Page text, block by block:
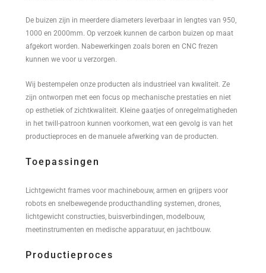
De buizen zijn in meerdere diameters leverbaar in lengtes van 950,
1000 en 2000mm. Op verzoek kunnen de carbon buizen op maat
afgekort worden. Nabewerkingen zoals boren en CNC frezen
kunnen we voor u verzorgen.
Wij bestempelen onze producten als industrieel van kwaliteit. Ze
zijn ontworpen met een focus op mechanische prestaties en niet
op esthetiek of zichtkwaliteit. Kleine gaatjes of onregelmatigheden
in het twill-patroon kunnen voorkomen, wat een gevolg is van het
productieproces en de manuele afwerking van de producten.
Toepassingen
Lichtgewicht frames voor machinebouw, armen en grijpers voor
robots en snelbewegende producthandling systemen, drones,
lichtgewicht constructies, buisverbindingen, modelbouw,
meetinstrumenten en medische apparatuur, en jachtbouw.
Productieproces